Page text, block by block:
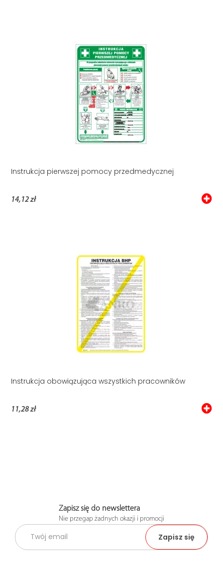
Instrukcja pierwszej pomocy przedmedycznej
14,12 zł
Instrukcja obowiązująca wszystkich pracowników
11,28 zł
Zapisz się do newslettera
Nie przegap żadnych okazji i promocji